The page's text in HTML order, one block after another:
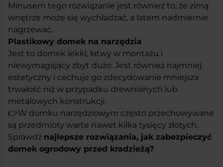
Minusem tego rozwiązanie jest również to, że zimą
wnętrze może się wychładzać, a latem nadmiernie
nagrzewać.
Plastikowy domek na narzędzia
Jest to domek lekki, łatwy w montażu i
niewymagający zbyt dużo. Jest również najmniej
estetyczny i cechuje go zdecydowanie mniejsza
trwałość niż w przypadku drewnianych lub
metalowych konstrukcji.
👉W domku narzędziowym często przechowywane
są przedmioty warte nawet kilka tysięcy złotych.
Sprawdź najlepsze rozwiązania, jak zabezpieczyć
domek ogrodowy przed kradzieżą?